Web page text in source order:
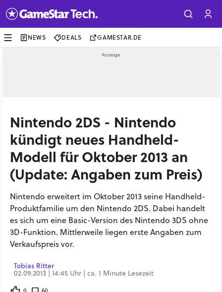
NEWS DEALS GAMESTAR.DE
Nintendo 2DS - Nintendo
kündigt neues Handheld-
Modell für Oktober 2013 an
(Update: Angaben zum Preis)
Nintendo erweitert im Oktober 2013 seine Handheld-
Produktfamilie um den Nintendo 2DS. Dabei handelt
es sich um eine Basic-Version des Nintendo 3DS ohne
3D-Funktion. Mittlerweile liegen erste Angaben zum
Verkaufspreis vor.
Tobias Ritter
02.09.2013 | 14:45 Uhr | ca. 1 Minute Lesezeit
0 60